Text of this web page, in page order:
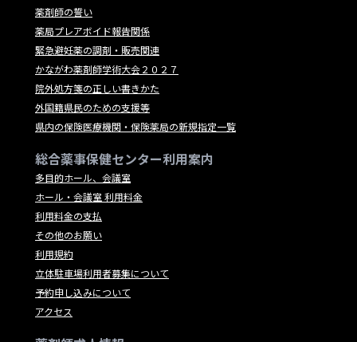
薬剤師の誓い
薬局プレアボイド報告関係
緊急避妊薬の調剤・販売関連
かながわ薬剤師学術大会２０２７
院外処方箋の正しい書きかた
外国籍県民のための支援等
県内の保険医療機関・保険薬局の新規指定一覧
総合薬事保健センター利用案内
多目的ホール、会議室
ホール・会議室 利用料金
利用料金の支払
その他のお願い
利用規約
立体駐車場利用者募集について
予約申し込みについて
アクセス